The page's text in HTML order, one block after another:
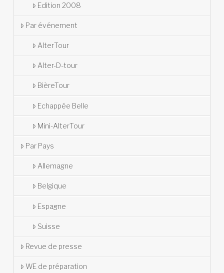
Edition 2008
Par événement
AlterTour
Alter-D-tour
BièreTour
Echappée Belle
Mini-AlterTour
Par Pays
Allemagne
Belgique
Espagne
Suisse
Revue de presse
WE de préparation